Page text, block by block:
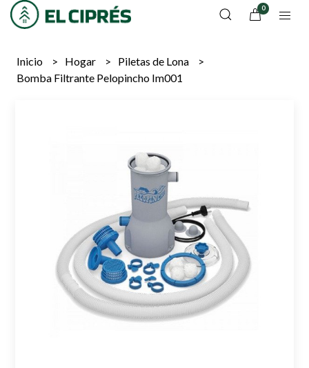
0
Inicio Hogar
Piletas de Lona
Bomba Filtrante Pelopincho Im001